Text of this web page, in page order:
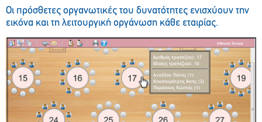
Οι πρόσθετες οργανωτικές του δυνατότητες ενισχύουν την
εικόνα και τη λειτουργική οργάνωση κάθε εταιρίας.